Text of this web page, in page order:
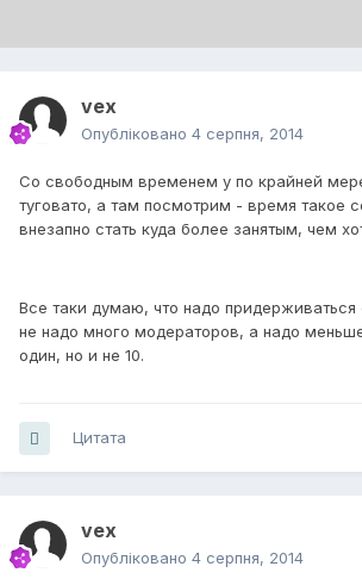
vex
Опубліковано 4 серпня, 2014
Со свободным временем у по крайней
туговато, а там посмотрим - время такое
внезапно стать куда более занятым, чем
Все таки думаю, что надо придерживаться
не надо много модераторов, а надо
один, но и не 10.
Цитата
vex
Опубліковано 4 серпня, 2014